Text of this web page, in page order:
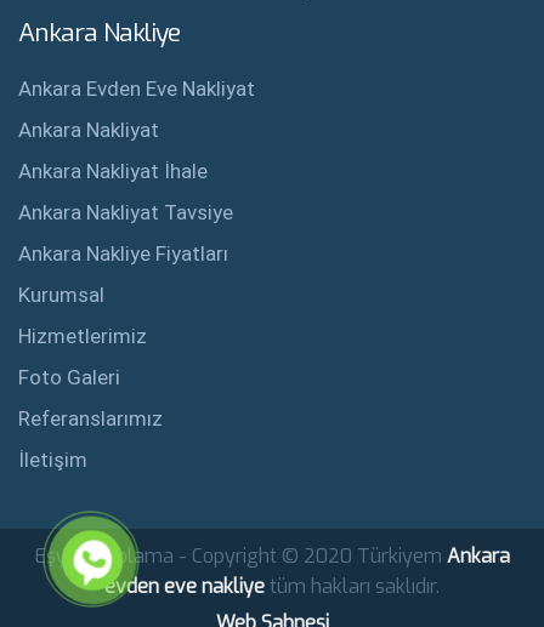
Ankara Nakliye
Ankara Evden Eve Nakliyat
Ankara Nakliyat
Ankara Nakliyat İhale
Ankara Nakliyat Tavsiye
Ankara Nakliye Fiyatları
Kurumsal
Hizmetlerimiz
Foto Galeri
Referanslarımız
İletişim
Eşya Depolama - Copyright © 2020 Türkiyem Ankara
evden eve nakliyetüm hakları saklıdır.